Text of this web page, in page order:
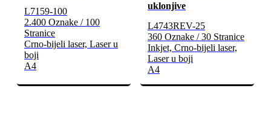
L7159-100
2.400 Oznake / 100
Stranice
Crno-bijeli laser, Laser u
boji
A4
uklonjive
L4743REV-25
360 Oznake / 30 Stranice
Inkjet, Crno-bijeli laser,
Laser u boji
A4